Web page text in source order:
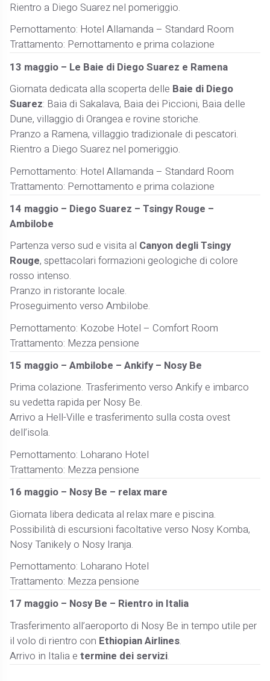
Rientro a Diego Suarez nel pomeriggio.
Pernottamento: Hotel Allamanda – Standard Room
Trattamento: Pernottamento e prima colazione
13 maggio – Le Baie di Diego Suarez e Ramena
Giornata dedicata alla scoperta delle Baie di Diego
Suarez: Baia di Sakalava, Baia dei Piccioni, Baia delle
Dune, villaggio di Orangea e rovine storiche.
Pranzo a Ramena, villaggio tradizionale di pescatori.
Rientro a Diego Suarez nel pomeriggio.
Pernottamento: Hotel Allamanda – Standard Room
Trattamento: Pernottamento e prima colazione
14 maggio – Diego Suarez – Tsingy Rouge –
Ambilobe
Partenza verso sud e visita al Canyon degli Tsingy
Rouge, spettacolari formazioni geologiche di colore
rosso intenso.
Pranzo in ristorante locale.
Proseguimento verso Ambilobe.
Pernottamento: Kozobe Hotel – Comfort Room
Trattamento: Mezza pensione
15 maggio – Ambilobe – Ankify – Nosy Be
Prima colazione. Trasferimento verso Ankify e imbarco
su vedetta rapida per Nosy Be.
Arrivo a Hell-Ville e trasferimento sulla costa ovest
dell’isola.
Pernottamento: Loharano Hotel
Trattamento: Mezza pensione
16 maggio – Nosy Be – relax mare
Giornata libera dedicata al relax mare e piscina.
Possibilità di escursioni facoltative verso Nosy Komba,
Nosy Tanikely o Nosy Iranja.
Pernottamento: Loharano Hotel
Trattamento: Mezza pensione
17 maggio – Nosy Be – Rientro in Italia
Trasferimento all’aeroporto di Nosy Be in tempo utile per
il volo di rientro con Ethiopian Airlines.
Arrivo in Italia etermine dei servizi.